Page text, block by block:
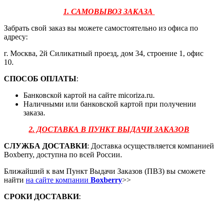
1. САМОВЫВОЗ ЗАКАЗА
Забрать свой заказ вы можете самостоятельно из офиса по
адресу:
г. Москва, 2й Силикатный проезд, дом 34, строение 1, офис
10.
СПОСОБ ОПЛАТЫ:
Банковской картой на сайте micoriza.ru.
Наличными или банковской картой при получении
заказа.
2. ДОСТАВКА В ПУНКТ ВЫДАЧИ ЗАКАЗОВ
СЛУЖБА ДОСТАВКИ: Доставка осуществляется компанией
Boxberry, доступна по всей России.
Ближайший к вам Пункт Выдачи Заказов (ПВЗ) вы сможете
найти на сайте компании Boxberry>>
СРОКИ ДОСТАВКИ: